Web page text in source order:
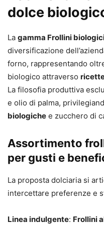
dolce
La gamma Frollini
diversificazione
forno, rappresentando
biologico attraverso
La filosofia produttiva
e olio di palma,
biologiche e zucchero di
Assortimento
per gusti e
La proposta dolciaria si
intercettare preferenze e
Linea indulgente: Frollini